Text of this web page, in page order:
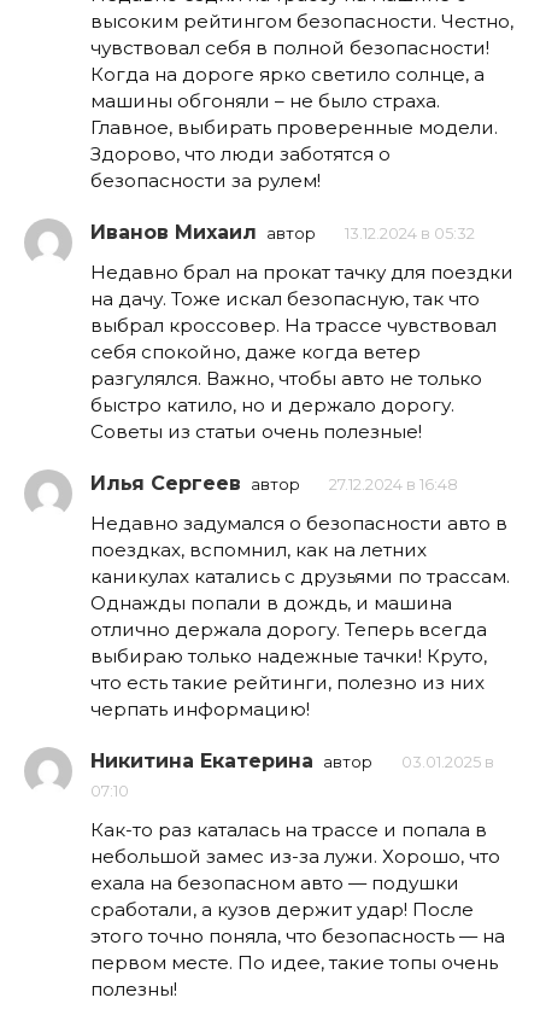
высоким рейтингом безопасности. Честно,
чувствовал себя в полной безопасности!
Когда на дороге ярко светило солнце, а
машины обгоняли – не было страха.
Главное, выбирать проверенные модели.
Здорово, что люди заботятся о
безопасности за рулем!
Иванов Михаил автор 13.12.2024 в 05:32
Недавно брал на прокат тачку для поездки
на дачу. Тоже искал безопасную, так что
выбрал кроссовер. На трассе чувствовал
себя спокойно, даже когда ветер
разгулялся. Важно, чтобы авто не только
быстро катило, но и держало дорогу.
Советы из статьи очень полезные!
Илья Сергеев автор 27.12.2024 в 16:48
Недавно задумался о безопасности авто в
поездках, вспомнил, как на летних
каникулах катались с друзьями по трассам.
Однажды попали в дождь, и машина
отлично держала дорогу. Теперь всегда
выбираю только надежные тачки! Круто,
что есть такие рейтинги, полезно из них
черпать информацию!
Никитина Екатерина автор
03.01.2025 в
07:10
Как-то раз каталась на трассе и попала в
небольшой замес из-за лужи. Хорошо, что
ехала на безопасном авто — подушки
сработали, а кузов держит удар! После
этого точно поняла, что безопасность — на
первом месте. По идее, такие топы очень
полезны!